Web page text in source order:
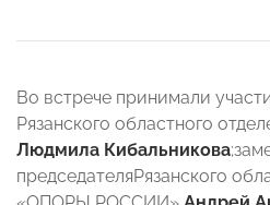
Во встрече принимали
Рязанского областного
Людмила Кибальникова
председателяРязанского